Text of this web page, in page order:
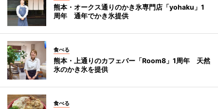
熊本・オークス通りのかき氷専門店「yohaku」1
周年 通年でかき氷提供
食べる
熊本・上通りのカフェバー「Room8」1周年 天然
氷のかき氷を提供
食べる